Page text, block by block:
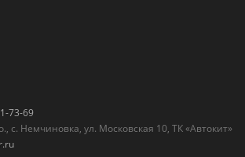
73-69
с. Немчиновка, ул. Московская 10, ТК «Автокит»